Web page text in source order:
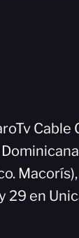
Cable
29 en